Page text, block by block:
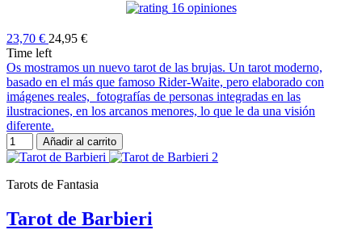
16 opiniones
23,70 € 24,95 €
Time left
Os mostramos un nuevo tarot de las brujas. Un tarot moderno,
basado en el más que famoso Rider-Waite, pero elaborado con
imágenes reales, fotografías de personas integradas en las
ilustraciones, en los arcanos menores, lo que le da una visión
diferente.
Añadir al carrito
Tarots de Fantasia
Tarot de Barbieri